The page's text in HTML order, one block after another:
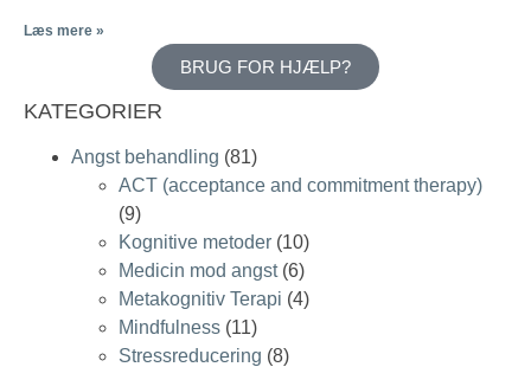
Læs mere »
BRUG FOR HJÆLP?
KATEGORIER
Angst behandling (81)
ACT (acceptance and commitment therapy)
(9)
Kognitive metoder (10)
Medicin mod angst(6)
Metakognitiv Terapi (4)
Mindfulness (11)
Stressreducering (8)